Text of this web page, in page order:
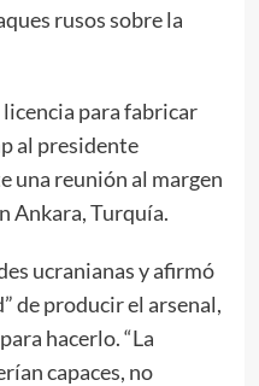
rusos sobre la
licencia para fabricar
al presidente
una reunión al margen
Ankara, Turquía.
ucranianas y afirmó
de producir el arsenal,
hacerlo. “La
capaces, no